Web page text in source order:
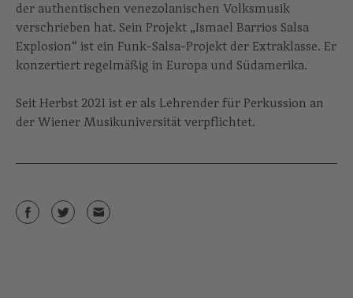
der authentischen venezolanischen Volksmusik
verschrieben hat. Sein Projekt „Ismael Barrios Salsa
Explosion“ ist ein Funk-Salsa-Projekt der Extraklasse. Er
konzertiert regelmäßig in Europa und Südamerika.
Seit Herbst 2021 ist er als Lehrender für Perkussion an
der Wiener Musikuniversität verpflichtet.